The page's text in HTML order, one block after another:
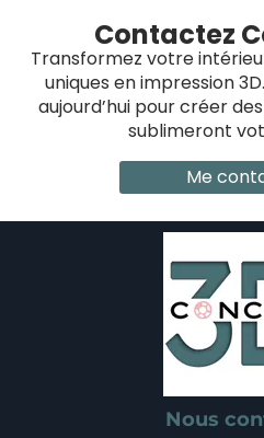
Contactez
Transformez votre
uniques en impression
aujourd’hui pour créer
sublimeront
Me
Nous